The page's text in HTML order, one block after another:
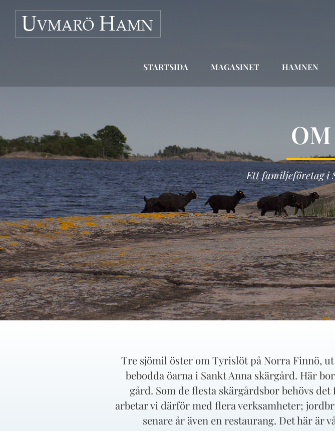
innehållet
STARTSIDA MAGASINET HAMNEN
OM
Ett familjeföretag i
Tre sjömil öster om Tyrislöt på Norra Finnö,
bebodda öarna i Sankt Anna skärgård. Här
gård. Som de flesta skärgårdsbor behövs
arbetar vi därför med flera verksamheter;
senare år även en restaurang. Det här är